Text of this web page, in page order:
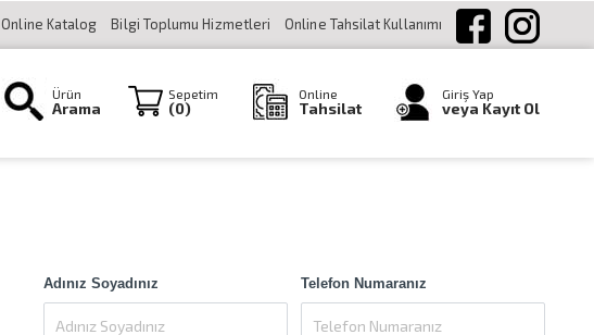
Online Katalog Bilgi Toplumu Hizmetleri Online Tahsilat Kullanımı
Ürün
Arama
Sepetim
(0)
Online
Tahsilat
Giriş Yap
veya Kayıt Ol
Adınız Soyadınız Telefon Numaranız